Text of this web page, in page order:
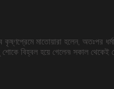
মাতোয়ারা হলেন, অতঃপর
বিহ্বল হয়ে গেলেন৷ সকাল